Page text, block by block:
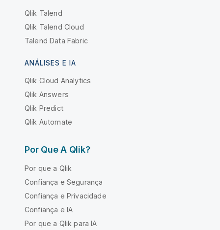
Qlik Talend
Qlik Talend Cloud
Talend Data Fabric
ANÁLISES E IA
Qlik Cloud Analytics
Qlik Answers
Qlik Predict
Qlik Automate
Por Que A Qlik?
Por que a Qlik
Confiança e Segurança
Confiança e Privacidade
Confiança e IA
Por que a Qlik para IA